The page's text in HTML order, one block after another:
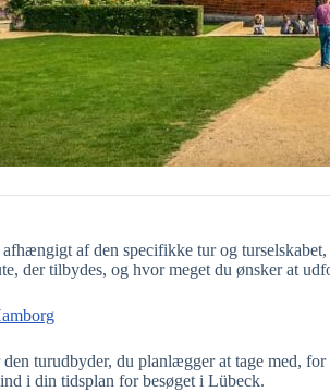
af den specifikke tur og
der tilbydes, og hvor meget du ønsker at
turudbyder, du planlægger at tage med,
i din tidsplan for besøget i Lübeck.